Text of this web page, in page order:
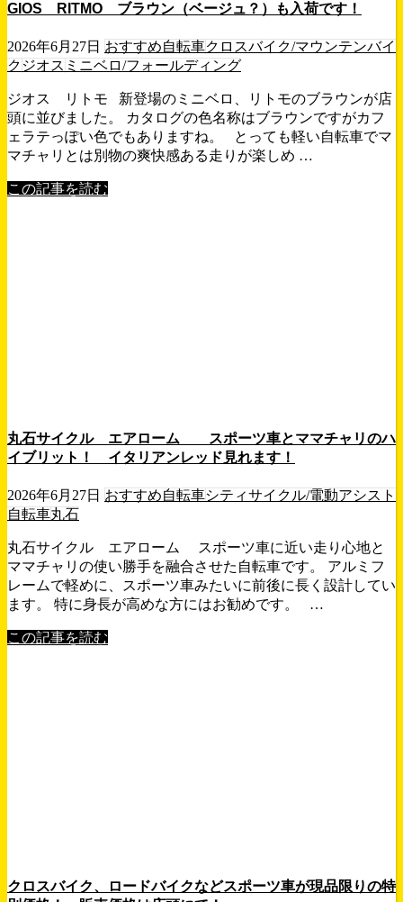
GIOS RITMO ブラウン（ベージュ？）も入荷です！
2026年6月27日 おすすめ自転車クロスバイク/マウンテンバイ
ク ジオス ミニベロ/フォールディング
ジオス リトモ 新登場のミニベロ、リトモのブラウンが店
頭に並びました。 カタログの色名称はブラウンですがカフ
ェラテっぽい色でもありますね。 とっても軽い自転車でマ
マチャリとは別物の爽快感ある走りが楽しめ …
この記事を読む
丸石サイクル エアローム スポーツ車とママチャリのハ
イブリット！ イタリアンレッド見れます！
2026年6月27日 おすすめ自転車シティサイクル/電動アシスト
自転車丸石
丸石サイクル エアローム スポーツ車に近い走り心地と
ママチャリの使い勝手を融合させた自転車です。 アルミフ
レームで軽めに、スポーツ車みたいに前後に長く設計してい
ます。 特に身長が高めな方にはお勧めです。 …
この記事を読む
クロスバイク、ロードバイクなどスポーツ車が現品限りの特